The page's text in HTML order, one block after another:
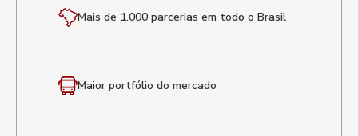
Mais de 1.000 parcerias em todo o Brasil
Maior portfólio do mercado